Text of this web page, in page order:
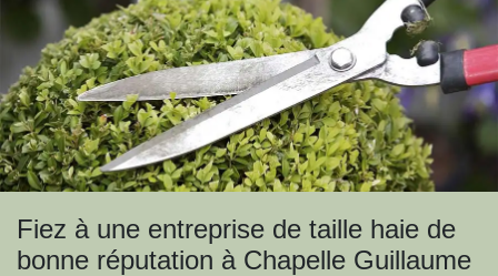
Fiez à une entreprise de taille haie de
bonne réputation à Chapelle Guillaume